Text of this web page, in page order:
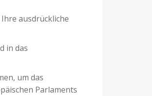
ausdrückliche
in das
um das
Parlaments